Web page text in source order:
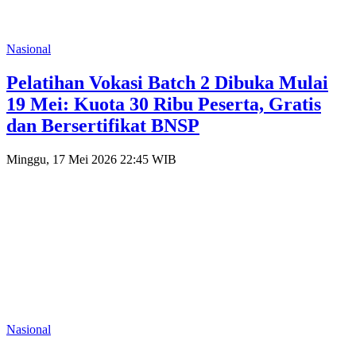
Nasional
Pelatihan Vokasi Batch 2 Dibuka Mulai
19 Mei: Kuota 30 Ribu Peserta, Gratis
dan Bersertifikat BNSP
Minggu, 17 Mei 2026 22:45 WIB
Nasional